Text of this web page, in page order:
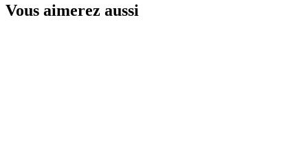
Vous aimerez aussi